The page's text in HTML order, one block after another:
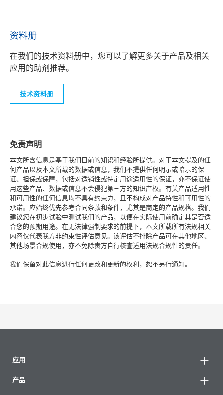
资料册
在我们的技术资料册中，您可以了解更多关于产品及相关
应用的助剂推荐。
技术资料册
免责声明
本文所含信息是基于我们目前的知识和经验所提供。对于本文提及的任
何产品以及本文所载的数据或信息，我们不提供任何明示或暗示的保
证、担保或保障，包括对适销性或特定用途适用性的保证，亦不保证使
用这些产品、数据或信息不会侵犯第三方的知识产权。有关产品适用性
和可用性的任何信息均不具有约束力，且不构成对产品特性和可用性的
承诺。应始终优先参考合同条款和条件，尤其是商定的产品规格。我们
建议您在初步试验中测试我们的产品，以便在实际使用前确定其是否适
合您的预期用途。在无法律强制要求的前提下，本文所载所有法规相关
内容仅代表我方非约束性评估意见。该评估不排除产品可在其他地区、
其他场景合规使用，亦不免除贵方自行核查适用法规合规性的责任。
我们保留对此信息进行任何更改和更新的权利，恕不另行通知。
应用
产品